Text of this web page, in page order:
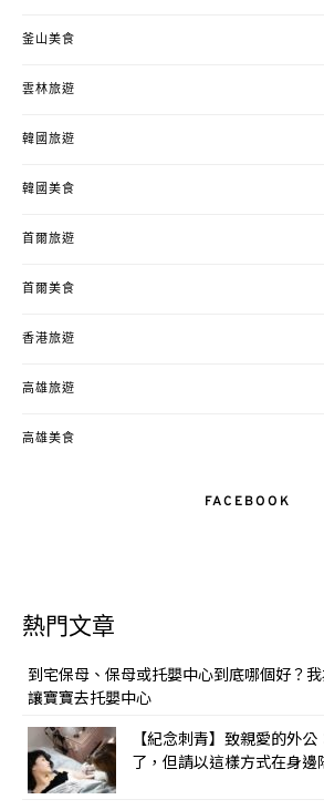
釜山美食
雲林旅遊
韓國旅遊
韓國美食
首爾旅遊
首爾美食
香港旅遊
高雄旅遊
高雄美食
FACEBOOK
熱門文章
到宅保母、保母或托嬰中心到底哪個好？
讓寶寶去托嬰中心
【紀念刺青】致親愛的外
了，但請以這樣方式在身邊